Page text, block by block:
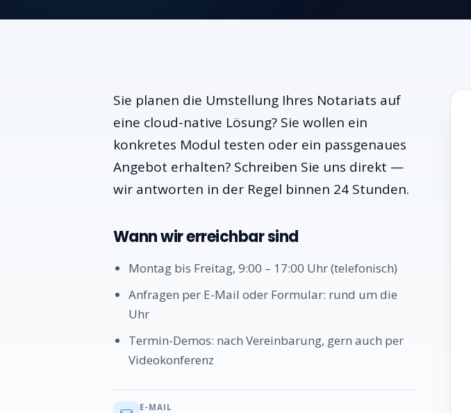
Sie planen die Umstellung Ihres Notariats auf
eine cloud-native Lösung? Sie wollen ein
konkretes Modul testen oder ein passgenaues
Angebot erhalten? Schreiben Sie uns direkt —
wir antworten in der Regel binnen 24 Stunden.
Wann wir erreichbar sind
Montag bis Freitag, 9:00 – 17:00 Uhr (telefonisch)
Anfragen per E-Mail oder Formular: rund um die
Uhr
Termin-Demos: nach Vereinbarung, gern auch per
Videokonferenz
E-MAIL